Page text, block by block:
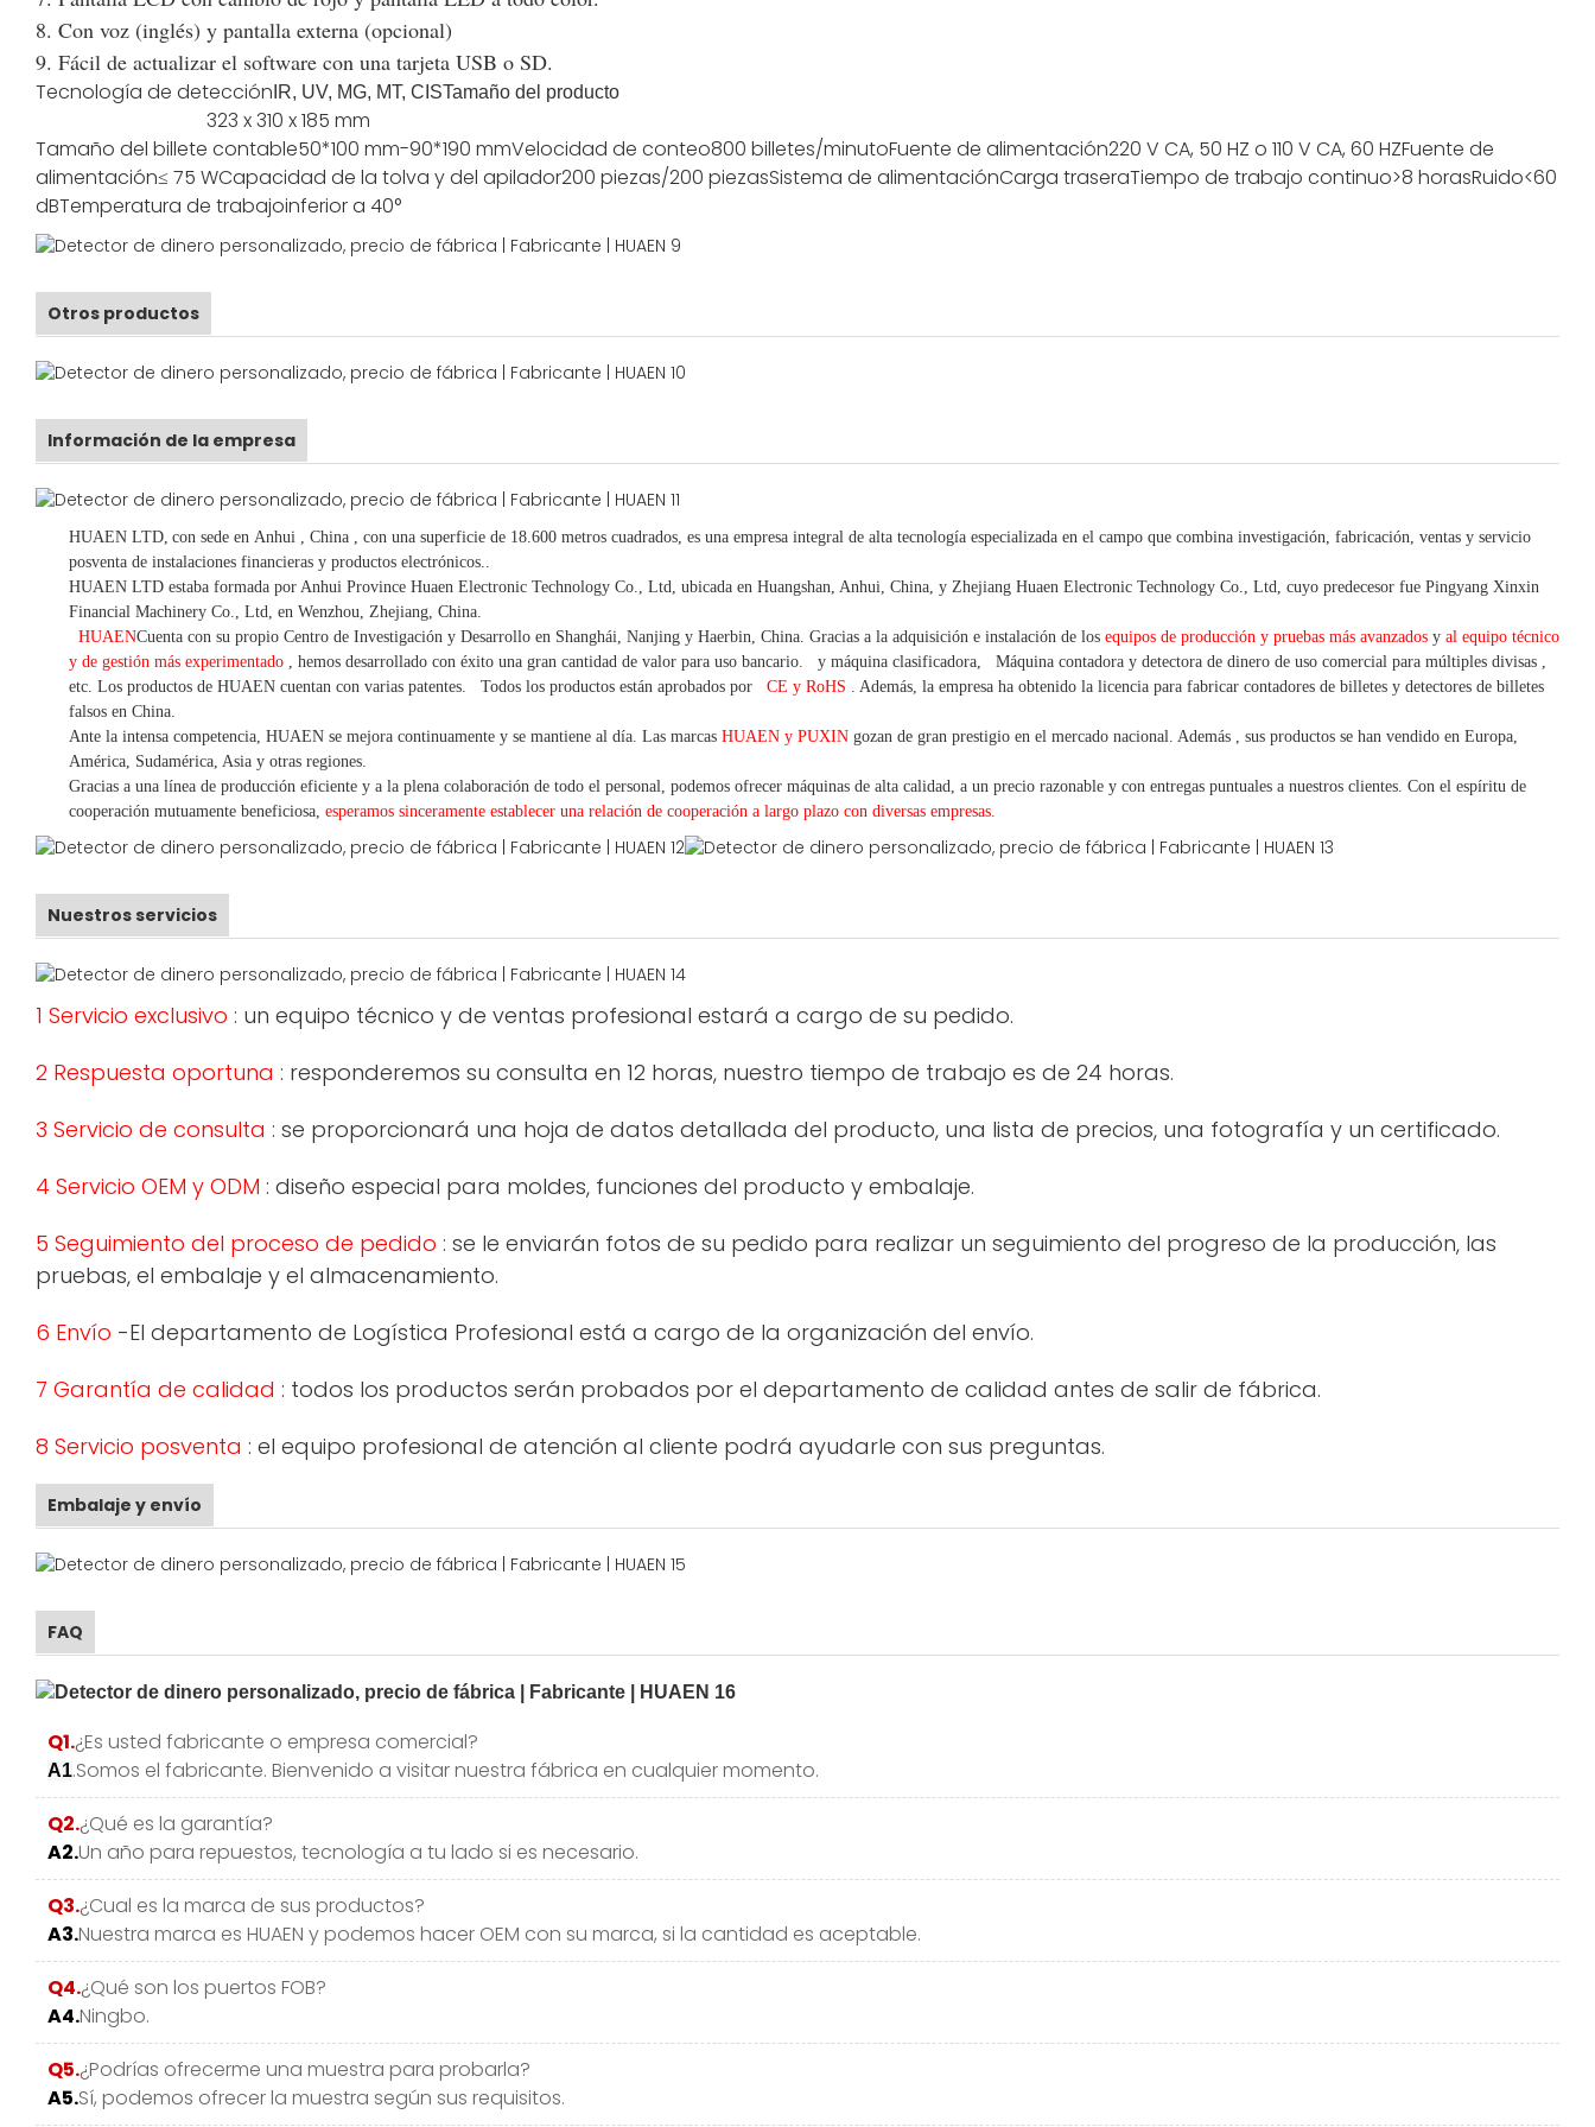
8. Con voz (inglés) y pantalla externa (opcional)
9. Fácil de actualizar el software con una tarjeta USB o SD.
Tecnología de detección IR, UV, MG, MT, CISTamaño del producto
323 x 310 x 185 mm
Tamaño del billete contable50*100 mm-90*190 mmVelocidad de conteo800 billetes/minutoFuente de alimentación220 V CA, 50 HZ o 110 V CA, 60 HZFuente de
alimentación≤ 75 WCapacidad de la tolva y del apilador200 piezas/200 piezasSistema de alimentaciónCarga traseraTiempo de trabajo continuo>8 horasRuido<60
dBTemperatura de trabajoinferior a 40°
Otros productos
Información de la empresa
HUAEN LTD, con sede en Anhui , China , con una superficie de 18.600 metros cuadrados, es una empresa integral de alta tecnología especializada en el campo que combina investigación, fabricación, ventas y servicio
posventa de instalaciones financieras y productos electrónicos.
HUAEN LTD estaba formada por Anhui Province Huaen Electronic Technology Co., Ltd, ubicada en Huangshan, Anhui, China, y Zhejiang Huaen Electronic Technology Co., Ltd, cuyo predecesor fue Pingyang Xinxin
Financial Machinery Co., Ltd, en Wenzhou, Zhejiang, China.
HUAENCuenta con su propio Centro de Investigación y Desarrollo en Shanghái, Nanjing y Haerbin, China. Gracias a la adquisición e instalación de los equipos de producción y pruebas más avanzados y al equipo técnico
y de gestión más experimentado
hemos desarrollado con éxito una gran cantidad de valor para uso bancario. y máquina clasificadora, Máquina contadora y detectora de dinero de uso comercial para múltiples divisas
etc. Los productos de HUAEN cuentan con varias patentes. Todos los productos están aprobados por CE y RoHS . Además, la empresa ha obtenido la licencia para fabricar contadores de billetes y detectores de billetes
falsos en China.
Ante la intensa competencia, HUAEN se mejora continuamente y se mantiene al día. Las marcas HUAEN y PUXIN gozan de gran prestigio en el mercado nacional. Además
sus productos se han vendido en Europa,
América, Sudamérica, Asia y otras regiones.
Gracias a una línea de producción eficiente y a la plena colaboración de todo el personal, podemos ofrecer máquinas de alta calidad, a un precio razonable y con entregas puntuales a nuestros clientes. Con el espíritu de
cooperación mutuamente beneficiosa, esperamos sinceramente establecer una relación de cooperación a largo plazo con diversas empresas.
Nuestros servicios
1 Servicio exclusivo : un equipo técnico y de ventas profesional estará a cargo de su pedido.
2 Respuesta oportuna : responderemos su consulta en 12 horas, nuestro tiempo de trabajo es de 24 horas.
3 Servicio de consulta : se proporcionará una hoja de datos detallada del producto, una lista de precios, una fotografía y un certificado.
4 Servicio OEM y ODM : diseño especial para moldes, funciones del producto y embalaje.
5 Seguimiento del proceso de pedido : se le enviarán fotos de su pedido para realizar un seguimiento del progreso de la producción, las
pruebas, el embalaje y el almacenamiento.
6 Envío -El departamento de Logística Profesional está a cargo de la organización del envío.
7 Garantía de calidad : todos los productos serán probados por el departamento de calidad antes de salir de fábrica.
8 Servicio posventa : el equipo profesional de atención al cliente podrá ayudarle con sus preguntas.
Embalaje y envío
FAQ
Q1.¿Es usted fabricante o empresa comercial?
A1.Somos el fabricante. Bienvenido a visitar nuestra fábrica en cualquier momento.
Q2.¿Qué es la garantía?
A2.Un año para repuestos, tecnología a tu lado si es necesario.
Q3.¿Cual es la marca de sus productos?
A3.Nuestra marca es HUAEN y podemos hacer OEM con su marca, si la cantidad es aceptable.
Q4.¿Qué son los puertos FOB?
A4.Ningbo.
Q5.¿Podrías ofrecerme una muestra para probarla?
A5.Sí, podemos ofrecer la muestra según sus requisitos.